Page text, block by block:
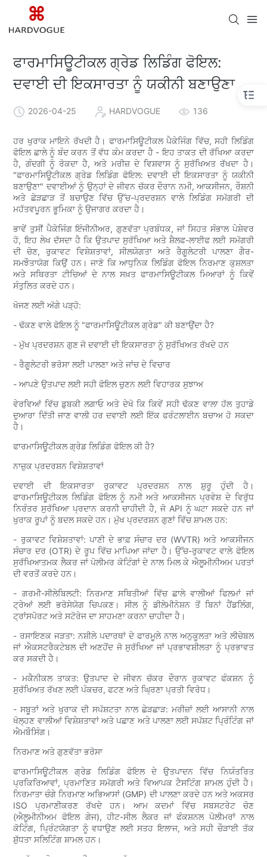
ਫਾਰਮਾਸਿਊਟੀਕਲ ਗ੍ਰੇਡ ਲਿਡਿੰਗ ਫੋਇਲ:
ਦਵਾਈ ਦੀ ਇਕਸਾਰਤਾ ਨੂੰ ਯਕੀਨੀ ਬਣਾਉਣਾ
2026-04-25 HARDVOGUE 136
ਹਰ ਖੁਰਾਕ ਮਾਇਨੇ ਰੱਖਦੀ ਹੈ। ਫਾਰਮਾਸਿਊਟੀਕਲ ਪੈਕੇਜਿੰਗ ਵਿੱਚ, ਸਹੀ ਲਿਡਿੰਗ
ਫੋਇਲ ਛਾਲੇ ਨੂੰ ਬੰਦ ਕਰਨ ਤੋਂ ਵੱਧ ਕੰਮ ਕਰਦਾ ਹੈ - ਇਹ ਤਾਕਤ ਦੀ ਰੱਖਿਆ ਕਰਦਾ
ਹੈ, ਗੰਦਗੀ ਨੂੰ ਰੋਕਦਾ ਹੈ, ਅਤੇ ਮਰੀਜ਼ ਦੇ ਵਿਸ਼ਵਾਸ ਨੂੰ ਸੁਰੱਖਿਅਤ ਰੱਖਦਾ ਹੈ।
"ਫਾਰਮਾਸਿਊਟੀਕਲ ਗ੍ਰੇਡ ਲਿਡਿੰਗ ਫੋਇਲ: ਦਵਾਈ ਦੀ ਇਕਸਾਰਤਾ ਨੂੰ ਯਕੀਨੀ
ਬਣਾਉਣਾ" ਦਵਾਈਆਂ ਨੂੰ ਉਨ੍ਹਾਂ ਦੇ ਜੀਵਨ ਚੱਕਰ ਦੌਰਾਨ ਨਮੀ, ਆਕਸੀਜਨ, ਰੌਸ਼ਨੀ
ਅਤੇ ਛੇੜਛਾੜ ਤੋਂ ਬਚਾਉਣ ਵਿੱਚ ਉੱਚ-ਪ੍ਰਦਰਸ਼ਨ ਵਾਲੇ ਲਿਡਿੰਗ ਸਮੱਗਰੀ ਦੀ
ਮਹੱਤਵਪੂਰਨ ਭੂਮਿਕਾ ਨੂੰ ਉਜਾਗਰ ਕਰਦਾ ਹੈ।
ਭਾਵੇਂ ਤੁਸੀਂ ਪੈਕੇਜਿੰਗ ਇੰਜੀਨੀਅਰ, ਗੁਣਵੱਤਾ ਪ੍ਰਬੰਧਕ, ਜਾਂ ਸਿਹਤ ਸੰਭਾਲ ਪੇਸ਼ੇਵਰ
ਹੋ, ਇਹ ਲੇਖ ਦੱਸਦਾ ਹੈ ਕਿ ਉਤਪਾਦ ਸੁਰੱਖਿਆ ਅਤੇ ਸ਼ੈਲਫ-ਲਾਈਫ ਲਈ ਸਮੱਗਰੀ
ਦੀ ਚੋਣ, ਰੁਕਾਵਟ ਵਿਸ਼ੇਸ਼ਤਾਵਾਂ, ਸੀਲਯੋਗਤਾ ਅਤੇ ਰੈਗੂਲੇਟਰੀ ਪਾਲਣਾ ਗੈਰ-
ਸਮਝੌਤਾਯੋਗ ਕਿਉਂ ਹਨ। ਜਾਣੋ ਕਿ ਆਧੁਨਿਕ ਲਿਡਿੰਗ ਫੋਇਲ ਨਿਰਮਾਣ ਕੁਸ਼ਲਤਾ
ਅਤੇ ਸਥਿਰਤਾ ਟੀਚਿਆਂ ਦੇ ਨਾਲ ਸਖ਼ਤ ਫਾਰਮਾਸਿਊਟੀਕਲ ਮਿਆਰਾਂ ਨੂੰ ਕਿਵੇਂ
ਸੰਤੁਲਿਤ ਕਰਦੇ ਹਨ।
ਖੋਜਣ ਲਈ ਅੱਗੇ ਪੜ੍ਹੋ:
- ਢੱਕਣ ਵਾਲੇ ਫੋਇਲ ਨੂੰ "ਫਾਰਮਾਸਿਊਟੀਕਲ ਗ੍ਰੇਡ" ਕੀ ਬਣਾਉਂਦਾ ਹੈ?
- ਮੁੱਖ ਪ੍ਰਦਰਸ਼ਨ ਗੁਣ ਜੋ ਦਵਾਈ ਦੀ ਇਕਸਾਰਤਾ ਨੂੰ ਸੁਰੱਖਿਅਤ ਰੱਖਦੇ ਹਨ
- ਰੈਗੂਲੇਟਰੀ ਭਰੋਸਾ ਲਈ ਪਾਲਣਾ ਅਤੇ ਜਾਂਚ ਦੇ ਵਿਚਾਰ
- ਆਪਣੇ ਉਤਪਾਦ ਲਈ ਸਹੀ ਫੋਇਲ ਚੁਣਨ ਲਈ ਵਿਹਾਰਕ ਸੁਝਾਅ
ਵੇਰਵਿਆਂ ਵਿੱਚ ਡੁਬਕੀ ਲਗਾਓ ਅਤੇ ਦੇਖੋ ਕਿ ਕਿਵੇਂ ਸਹੀ ਢੱਕਣ ਵਾਲਾ ਹੱਲ ਤੁਹਾਡੇ
ਦੁਆਰਾ ਦਿੱਤੀ ਜਾਣ ਵਾਲੀ ਹਰ ਦਵਾਈ ਲਈ ਇੱਕ ਫਰੰਟਲਾਈਨ ਬਚਾਅ ਹੋ ਸਕਦਾ
ਹੈ।
ਫਾਰਮਾਸਿਊਟੀਕਲ ਗ੍ਰੇਡ ਲਿਡਿੰਗ ਫੋਇਲ ਕੀ ਹੈ?
ਨਾਜ਼ੁਕ ਪ੍ਰਦਰਸ਼ਨ ਵਿਸ਼ੇਸ਼ਤਾਵਾਂ
ਦਵਾਈ ਦੀ ਇਕਸਾਰਤਾ ਰੁਕਾਵਟ ਪ੍ਰਦਰਸ਼ਨ ਨਾਲ ਸ਼ੁਰੂ ਹੁੰਦੀ ਹੈ।
ਫਾਰਮਾਸਿਊਟੀਕਲ ਲਿਡਿੰਗ ਫੋਇਲ ਨੂੰ ਨਮੀ ਅਤੇ ਆਕਸੀਜਨ ਪ੍ਰਵੇਸ਼ ਦੇ ਵਿਰੁੱਧ
ਨਿਰੰਤਰ ਸੁਰੱਖਿਆ ਪ੍ਰਦਾਨ ਕਰਨੀ ਚਾਹੀਦੀ ਹੈ, ਜੋ API ਨੂੰ ਘਟਾ ਸਕਦੇ ਹਨ ਜਾਂ
ਖੁਰਾਕ ਰੂਪਾਂ ਨੂੰ ਬਦਲ ਸਕਦੇ ਹਨ। ਮੁੱਖ ਪ੍ਰਦਰਸ਼ਨ ਗੁਣਾਂ ਵਿੱਚ ਸ਼ਾਮਲ ਹਨ:
- ਰੁਕਾਵਟ ਵਿਸ਼ੇਸ਼ਤਾਵਾਂ: ਪਾਣੀ ਦੇ ਭਾਫ਼ ਸੰਚਾਰ ਦਰ (WVTR) ਅਤੇ ਆਕਸੀਜਨ
ਸੰਚਾਰ ਦਰ (OTR) ਦੇ ਰੂਪ ਵਿੱਚ ਮਾਪਿਆ ਜਾਂਦਾ ਹੈ। ਉੱਚ-ਰੁਕਾਵਟ ਵਾਲੇ ਫੋਇਲ
ਸੁਰੱਖਿਆਤਮਕ ਲੈਕਰ ਜਾਂ ਪੋਲੀਮਰ ਕੋਟਿੰਗਾਂ ਦੇ ਨਾਲ ਮਿਲ ਕੇ ਐਲੂਮੀਨੀਅਮ ਪਰਤਾਂ
ਦੀ ਵਰਤੋਂ ਕਰਦੇ ਹਨ।
- ਗਰਮੀ-ਸੀਲੇਬਿਲਟੀ: ਨਿਰਮਾਣ ਸਥਿਤੀਆਂ ਵਿੱਚ ਛਾਲੇ ਵਾਲੀਆਂ ਫਿਲਮਾਂ ਜਾਂ
ਟ੍ਰੇਆਂ ਲਈ ਭਰੋਸੇਯੋਗ ਚਿਪਕਣ। ਸੀਲ ਨੂੰ ਡੀਲੇਮੀਨੇਸ਼ਨ ਤੋਂ ਬਿਨਾਂ ਹੈਂਡਲਿੰਗ,
ਟ੍ਰਾਂਸਪੋਰਟ ਅਤੇ ਸਟੋਰੇਜ ਦਾ ਸਾਹਮਣਾ ਕਰਨਾ ਚਾਹੀਦਾ ਹੈ।
- ਰਸਾਇਣਕ ਜੜਤਾ: ਨਸ਼ੀਲੇ ਪਦਾਰਥਾਂ ਦੇ ਫਾਰਮੂਲੇ ਨਾਲ ਅਨੁਕੂਲਤਾ ਅਤੇ ਲੀਚੇਬਲ
ਜਾਂ ਐਕਸਟਰੈਕਟੇਬਲ ਦੀ ਅਣਹੋਂਦ ਜੋ ਸੁਰੱਖਿਆ ਜਾਂ ਪ੍ਰਭਾਵਸ਼ੀਲਤਾ ਨੂੰ ਪ੍ਰਭਾਵਤ
ਕਰ ਸਕਦੀ ਹੈ।
- ਮਕੈਨੀਕਲ ਤਾਕਤ: ਉਤਪਾਦ ਦੇ ਜੀਵਨ ਚੱਕਰ ਦੌਰਾਨ ਰੁਕਾਵਟ ਫੰਕਸ਼ਨ ਨੂੰ
ਸੁਰੱਖਿਅਤ ਰੱਖਣ ਲਈ ਪੰਕਚਰ, ਫਟਣ ਅਤੇ ਘ੍ਰਿਣਾ ਪ੍ਰਤੀ ਵਿਰੋਧ।
- ਸਬੂਤਾਂ ਅਤੇ ਖੁਰਾਕ ਦੀ ਸਪੱਸ਼ਟਤਾ ਨਾਲ ਛੇੜਛਾੜ: ਮਰੀਜ਼ਾਂ ਲਈ ਆਸਾਨੀ ਨਾਲ
ਖੋਲ੍ਹਣ ਵਾਲੀਆਂ ਵਿਸ਼ੇਸ਼ਤਾਵਾਂ ਅਤੇ ਪਛਾਣ ਅਤੇ ਪਾਲਣਾ ਲਈ ਸਪੱਸ਼ਟ ਪ੍ਰਿੰਟਿੰਗ ਜਾਂ
ਐਮਬੌਸਿੰਗ।
ਨਿਰਮਾਣ ਅਤੇ ਗੁਣਵੱਤਾ ਭਰੋਸਾ
ਫਾਰਮਾਸਿਊਟੀਕਲ ਗ੍ਰੇਡ ਲਿਡਿੰਗ ਫੋਇਲ ਦੇ ਉਤਪਾਦਨ ਵਿੱਚ ਨਿਯੰਤਰਿਤ
ਪ੍ਰਕਿਰਿਆਵਾਂ, ਪ੍ਰਮਾਣਿਤ ਸਮੱਗਰੀ ਅਤੇ ਵਿਆਪਕ ਟੈਸਟਿੰਗ ਸ਼ਾਮਲ ਹੁੰਦੀ ਹੈ।
ਨਿਰਮਾਤਾ ਚੰਗੇ ਨਿਰਮਾਣ ਅਭਿਆਸਾਂ (GMP) ਦੀ ਪਾਲਣਾ ਕਰਦੇ ਹਨ ਅਤੇ ਅਕਸਰ
ISO ਪ੍ਰਮਾਣੀਕਰਣ ਰੱਖਦੇ ਹਨ। ਆਮ ਕਦਮਾਂ ਵਿੱਚ ਸਬਸਟਰੇਟ ਚੋਣ
(ਐਲੂਮੀਨੀਅਮ ਫੋਇਲ ਗੇਜ), ਹੀਟ-ਸੀਲ ਲੈਕਰ ਜਾਂ ਫੰਕਸ਼ਨਲ ਪੋਲੀਮਰਾਂ ਨਾਲ
ਕੋਟਿੰਗ, ਪ੍ਰਿੰਟਯੋਗਤਾ ਨੂੰ ਵਧਾਉਣ ਲਈ ਸਤਹ ਇਲਾਜ, ਅਤੇ ਸਹੀ ਚੌੜਾਈ ਤੱਕ
ਸ਼ੁੱਧਤਾ ਸਲਿਟਿੰਗ ਸ਼ਾਮਲ ਹਨ।